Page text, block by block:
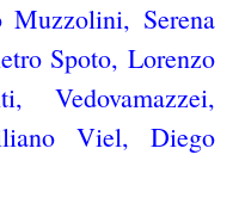
Serena
Spoto, Lorenzo
Vedovamazzei,
Viel, Diego